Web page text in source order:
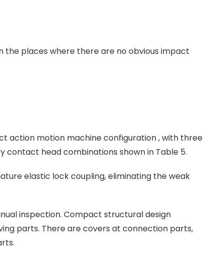
the places where there are no obvious impact
action motion machine configuration , with three
contact head combinations shown in Table 5.
elastic lock coupling, eliminating the weak
inspection. Compact structural design
parts. There are covers at connection parts,